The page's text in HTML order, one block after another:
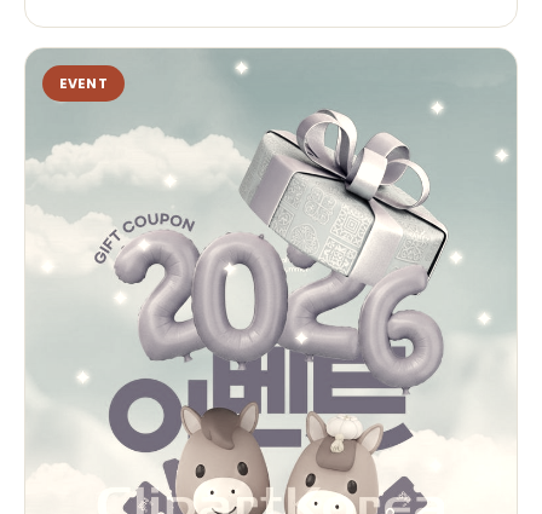
대 이상의 혜택을 경험하실 수 있습니다. 평소 사용해 보고 싶었던 제품을 새
롭게 만나볼 수 있는 기회이기도 합니다. 이벤트는 한정 수량으로 진행되며,
준비된 수량 소진 시 조기 종료될 수 있습니다. 자세한 참여 방법과 유의 사항
은 이벤트 안내 페이지를 참고해 주시기 바랍니다. 지금 바로 뷰티워크 가챠샵
에 참여하고, 나만의 뷰티 아이템을 만나보세요.
EVENT